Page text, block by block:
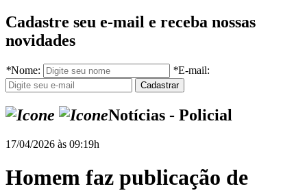
Cadastre seu e-mail e receba nossas
novidades
*Nome: *E-mail:
Notícias - Policial
17/04/2026 às 09:19h
Homem faz publicação de